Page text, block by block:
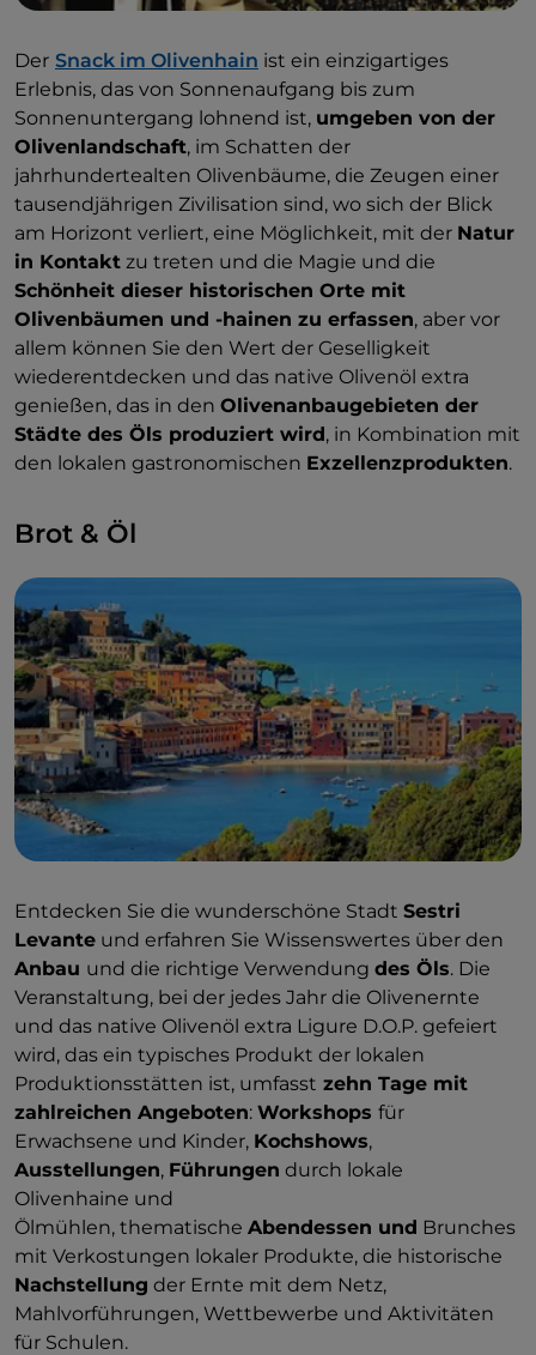
Der Snack im Olivenhain ist ein einzigartiges
Erlebnis, das von Sonnenaufgang bis zum
Sonnenuntergang lohnend ist, umgeben von der
Olivenlandschaft, im Schatten der
jahrhundertealten Olivenbäume, die Zeugen einer
tausendjährigen Zivilisation sind, wo sich der Blick
am Horizont verliert, eine Möglichkeit, mit der Natur
in Kontakt zu treten und die Magie und die
Schönheit dieser historischen Orte mit
Olivenbäumen und -hainen zu erfassen, aber vor
allem können Sie den Wert der Geselligkeit
wiederentdecken und das native Olivenöl extra
genießen, das in den Olivenanbaugebieten der
Städte des Öls produziert wird , in Kombination mit
den lokalen gastronomischen Exzellenzprodukten.
Brot & Öl
Entdecken Sie die wunderschöne Stadt Sestri
Levante und erfahren Sie Wissenswertes über den
Anbau und die richtige Verwendung des Öls. Die
Veranstaltung, bei der jedes Jahr die Olivenernte
und das native Olivenöl extra Ligure D.O.P. gefeiert
wird, das ein typisches Produkt der lokalen
Produktionsstätten ist, umfasst zehn Tage mit
zahlreichen Angeboten: Workshops für
Erwachsene und Kinder, Kochshows,
Ausstellungen, Führungen durch lokale
Olivenhaine und
Ölmühlen, thematische Abendessen und Brunches
mit Verkostungen lokaler Produkte, die historische
Nachstellung der Ernte mit dem Netz,
Mahlvorführungen, Wettbewerbe und Aktivitäten
für Schulen.